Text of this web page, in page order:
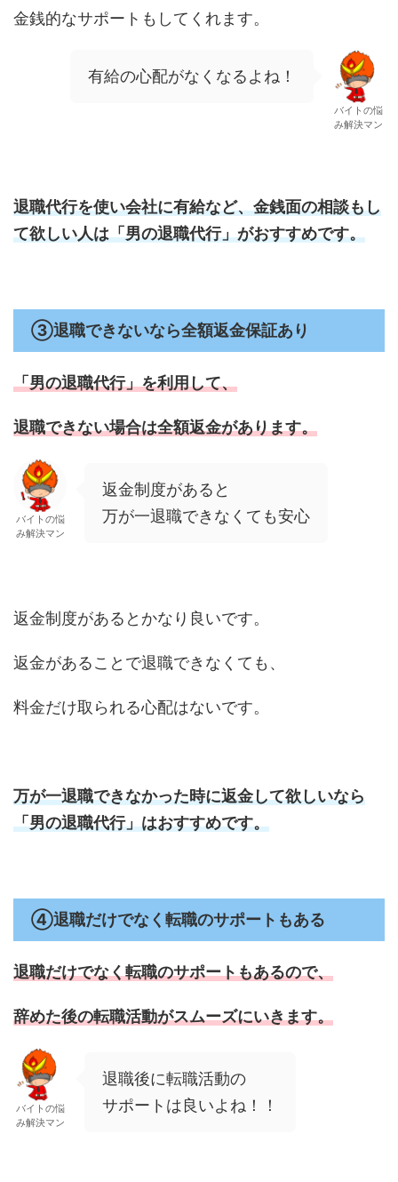
金銭的なサポートもしてくれます。
有給の心配がなくなるよね！
バイトの悩
み解決マン
退職代行を使い会社に有給など、金銭面の相談もし
て欲しい人は「男の退職代行」がおすすめです。
③退職できないなら全額返金保証あり
「男の退職代行」を利用して、
退職できない場合は全額返金があります。
バイトの悩
み解決マン
返金制度があると
万が一退職できなくても安心
返金制度があるとかなり良いです。
返金があることで退職できなくても、
料金だけ取られる心配はないです。
万が一退職できなかった時に返金して欲しいなら
「男の退職代行」はおすすめです。
④退職だけでなく転職のサポートもある
退職だけでなく転職のサポートもあるので、
辞めた後の転職活動がスムーズにいきます。
バイトの悩
み解決マン
退職後に転職活動の
サポートは良いよね！！